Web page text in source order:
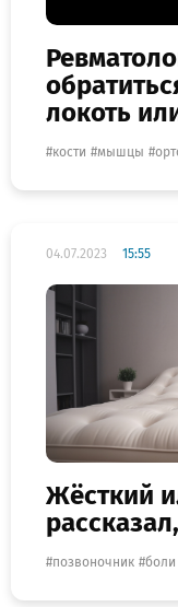
локоть
кости мышцы
04.07.2023 15:55
Жёсткий
позвоночник боли